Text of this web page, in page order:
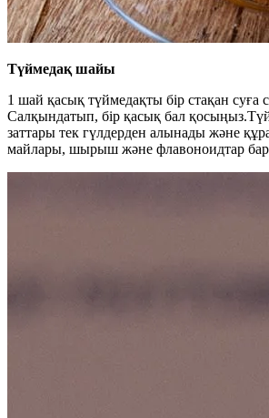
Түймедақ шайы
1 шай қасық түймедақты бір стақан
Салқындатып, бір қасық бал
заттары тек гүлдерден алынады және
майлары, шырыш және флавоноидтар бар